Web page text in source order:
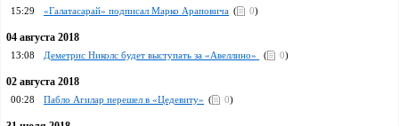
15:29 «Галатасарай» подписал Марко Араповича ( 0)
04 августа 2018
13:08 Деметрис Николс будет выступать за «Авеллино» ( 0)
02 августа 2018
00:28 Пабло Агилар перешел в «Цедевиту» ( 0)